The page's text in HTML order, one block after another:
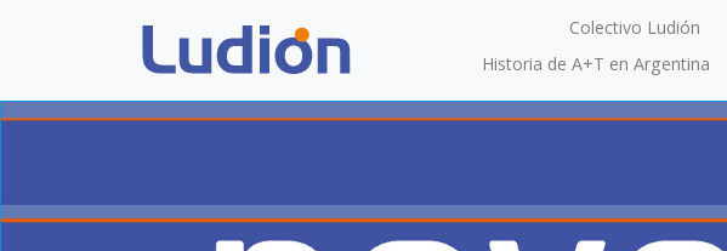
Colectivo Ludión
Historia de A+T en Argentina